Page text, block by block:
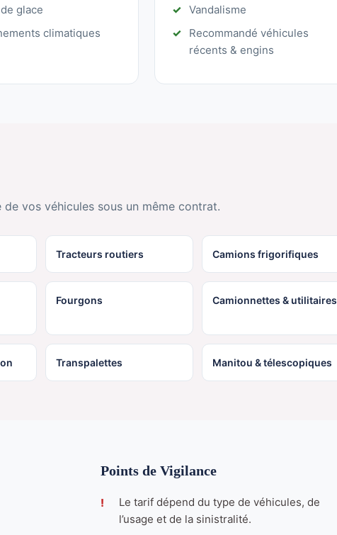
glace
climatiques
Vandalisme
Recommandé véhicules
récents & engins
de vos véhicules sous un même contrat.
Tracteurs routiers Camions frigorifiques
Fourgons Camionnettes & utilitaires
Transpalettes Manitou & télescopiques
Points de Vigilance
Le tarif dépend du type de véhicules, de
l’usage et de la sinistralité.